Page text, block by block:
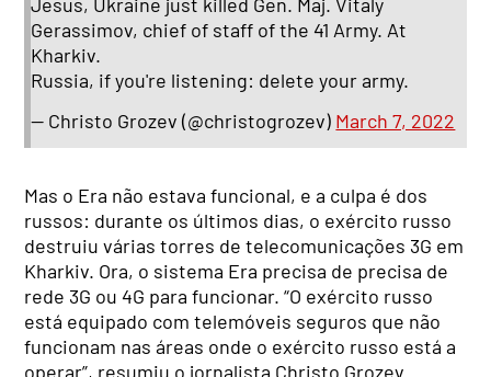
Gerassimov, chief of staff of the 41 Army. At
Kharkiv.
Russia, if you're listening: delete your army.
— Christo Grozev (@christogrozev) March 7, 2022
Mas o Era não estava funcional, e a culpa é dos
russos: durante os últimos dias, o exército russo
destruiu várias torres de telecomunicações 3G em
Kharkiv. Ora, o sistema Era precisa de precisa de
rede 3G ou 4G para funcionar. “O exército russo
está equipado com telemóveis seguros que não
funcionam nas áreas onde o exército russo está a
operar”, resumiu o jornalista Christo Grozev.